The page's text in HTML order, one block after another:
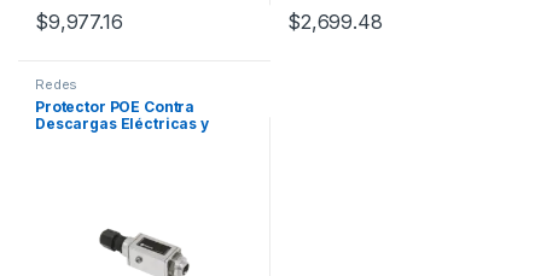
$9,977.16 $2,699.48
Redes
Protector POE Contra
Descargas Eléctricas y